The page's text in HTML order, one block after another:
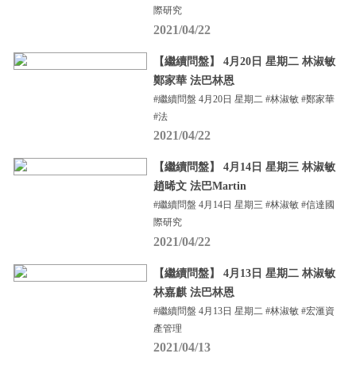
際研究
2021/04/22
【繼續問盤】 4月20日 星期二 林淑敏
鄭家華 法巴林恩
#繼續問盤 4月20日 星期二 #林淑敏 #鄭家華
#法
2021/04/22
【繼續問盤】 4月14日 星期三 林淑敏
趙晞文 法巴Martin
#繼續問盤 4月14日 星期三 #林淑敏 #信達國
際研究
2021/04/22
【繼續問盤】 4月13日 星期二 林淑敏
林嘉麒 法巴林恩
#繼續問盤 4月13日 星期二 #林淑敏 #宏滙資
產管理
2021/04/13